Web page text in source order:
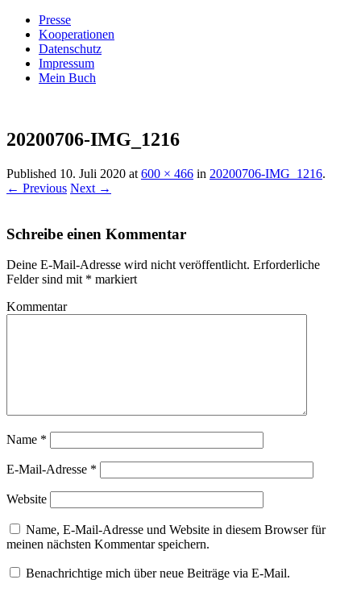
Presse
Kooperationen
Datenschutz
Impressum
Mein Buch
Villa König
20200706-IMG_1216
Published 10. Juli 2020 at 600 × 466 in 20200706-IMG_1216.
← Previous Next →
Schreibe einen Kommentar
Deine E-Mail-Adresse wird nicht veröffentlicht. Erforderliche
Felder sind mit * markiert
Kommentar
Name *
E-Mail-Adresse *
Website
Name, E-Mail-Adresse und Website in diesem Browser für
meinen nächsten Kommentar speichern.
Benachrichtige mich über neue Beiträge via E-Mail.